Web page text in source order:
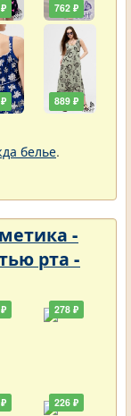
762 ₽
889 ₽
белье.
-
рта -
278 ₽
226 ₽